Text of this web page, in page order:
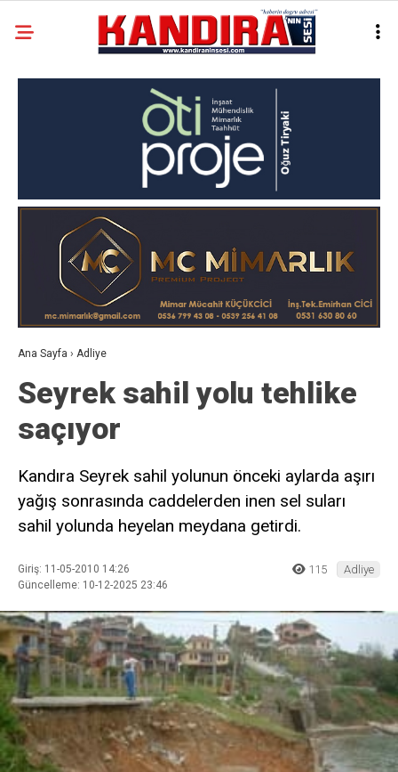
Ana Sayfa › Adliye
Seyrek sahil yolu tehlike
saçıyor
Kandıra Seyrek sahil yolunun önceki aylarda aşırı
yağış sonrasında caddelerden inen sel suları
sahil yolunda heyelan meydana getirdi.
Giriş: 11-05-2010 14:26
Güncelleme: 10-12-2025 23:46
115 Adliye